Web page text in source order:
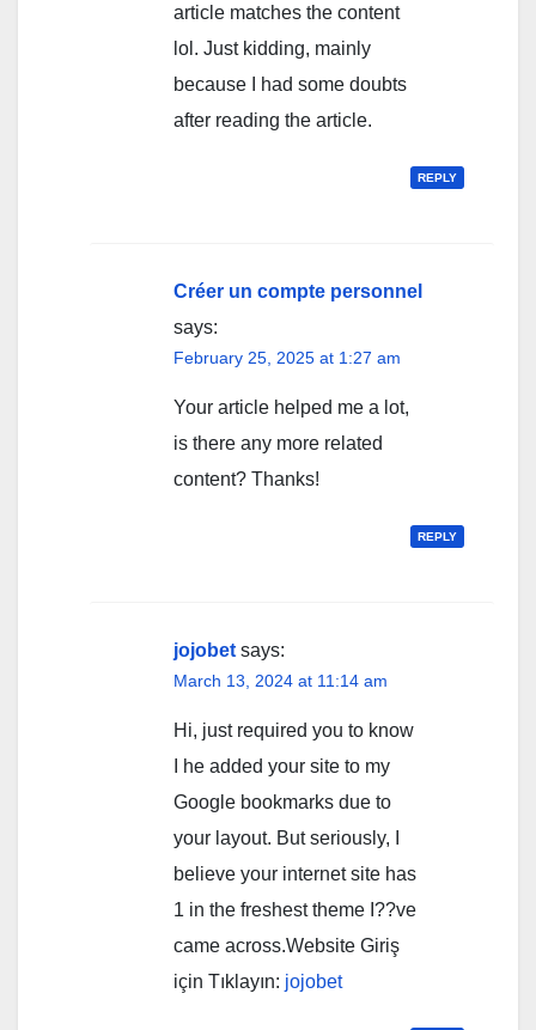
article matches the content
lol. Just kidding, mainly
because I had some doubts
after reading the article.
REPLY
Créer un compte personnel
says:
February 25, 2025 at 1:27 am
Your article helped me a lot,
is there any more related
content? Thanks!
REPLY
jojobet says:
March 13, 2024 at 11:14 am
Hi, just required you to know
I he added your site to my
Google bookmarks due to
your layout. But seriously, I
believe your internet site has
1 in the freshest theme I??ve
came across.Website Giriş
için Tıklayın: jojobet